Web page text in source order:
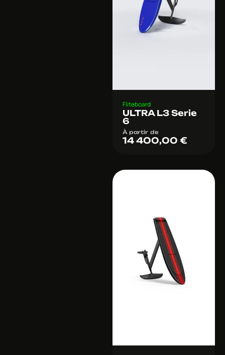
Fliteboard
ULTRA L3 Serie
6
À partir de
14 400,00 €